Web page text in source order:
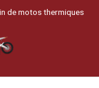
de motos thermiques